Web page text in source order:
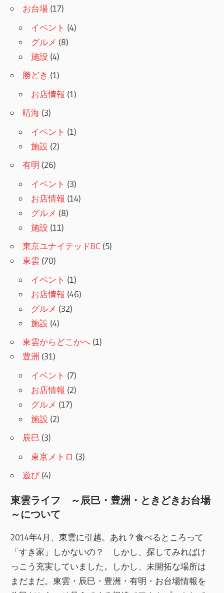
シ
ョ
ン
お台場 (17)
イベント (4)
グルメ (8)
施設 (4)
勝どき (1)
お店情報 (1)
晴海 (3)
イベント (1)
施設 (2)
有明 (26)
イベント (3)
お店情報 (14)
グルメ (8)
施設 (11)
東京ユナイテッドBC (5)
東雲 (70)
イベント (1)
お店情報 (46)
グルメ (32)
施設 (4)
東雲からどこかへ (1)
豊洲 (31)
イベント (7)
お店情報 (2)
グルメ (17)
施設 (2)
辰巳 (3)
東京メトロ (3)
遊び (4)
東雲ライフ ～辰巳・豊洲・ときどきお台場
～について
2014年4月、東雲に引越。あれ？食べるところって
「すき家」しかないの？ しかし、探してみればけ
っこう充実していました。しかし、未開拓な場所は
まだまだ。東雲・辰巳・豊洲・有明・お台場情報を